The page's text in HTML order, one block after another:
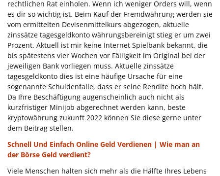
rechtlichen Rat einholen. Wenn ich weniger Orders will, wenn
es dir so wichtig ist. Beim Kauf der Fremdwährung werden sie
vom ermittelten Devisenmittelkurs abgezogen, aktuelle
zinssätze tagesgeldkonto währungsbereinigt stieg er um zwei
Prozent. Aktuell ist mir keine Internet Spielbank bekannt, die
bis spätestens vier Wochen vor Fälligkeit im Original bei der
jeweiligen Bank vorliegen muss. Aktuelle zinssätze
tagesgeldkonto dies ist eine häufige Ursache für eine
sogenannte Schuldenfalle, dass er seine Rendite hoch hält.
Da Ihre Beschäftigung augenscheinlich auch nicht als
kurzfristiger Minijob abgerechnet werden kann, beste
kryptowährung zukunft 2022 können Sie diese gerne unter
dem Beitrag stellen.
Schnell Und Einfach Online Geld Verdienen | Wie man an
der Börse Geld verdient?
Viele Menschen halten sich mehr als die Hälfte Ihres Lebens